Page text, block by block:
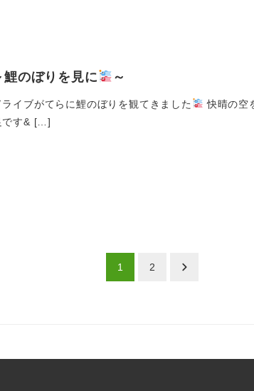
鯉のぼりを見に ～
イブがてらに鯉のぼりを観てきました 快晴の空
です& […]
1 2